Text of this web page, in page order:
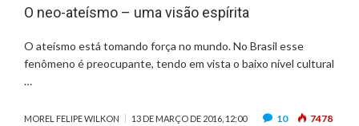
T
O neo-ateísmo – uma visão espírita
O ateísmo está tomando força no mundo. No Brasil esse
fenômeno é preocupante, tendo em vista o baixo nível cultural
…
MOREL FELIPE WILKON 13 DE MARÇO DE 2016, 12:00 10 7478